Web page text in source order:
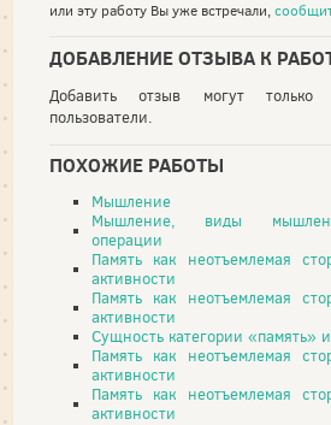
или эту работу Вы уже встречали,
ДОБАВЛЕНИЕ ОТЗЫВА К
Добавить отзыв могут только
пользователи.
ПОХОЖИЕ РАБОТЫ
Мышление
Мышление, виды
операции
Память как неотъемлемая
активности
Память как неотъемлемая
активности
Сущность категории «память»
Память как неотъемлемая
активности
Память как неотъемлемая
активности